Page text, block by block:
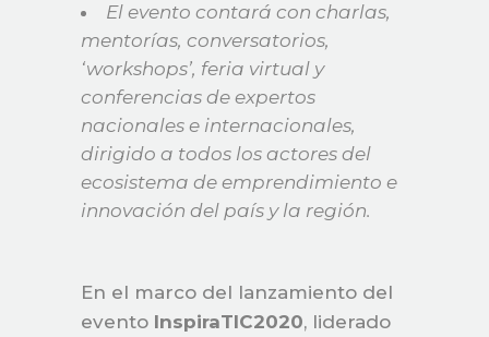
El evento contará con charlas,
mentorías, conversatorios,
‘workshops’, feria virtual y
conferencias de expertos
nacionales e internacionales,
dirigido a todos los actores del
ecosistema de emprendimiento e
innovación del país y la región.
En el marco del lanzamiento del
evento InspiraTIC2020, liderado